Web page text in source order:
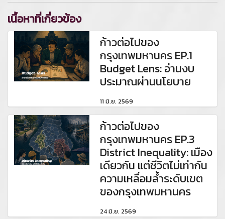
เนื้อหาที่เกี่ยวข้อง
ก้าวต่อไปของ
กรุงเทพมหานคร EP.1
Budget Lens: อ่านงบ
ประมาณผ่านนโยบาย
11 มิ.ย. 2569
ก้าวต่อไปของ
กรุงเทพมหานคร EP.3
District Inequality: เมือง
เดียวกัน แต่ชีวิตไม่เท่ากัน
ความเหลื่อมล้ำระดับเขต
ของกรุงเทพมหานคร
24 มิ.ย. 2569